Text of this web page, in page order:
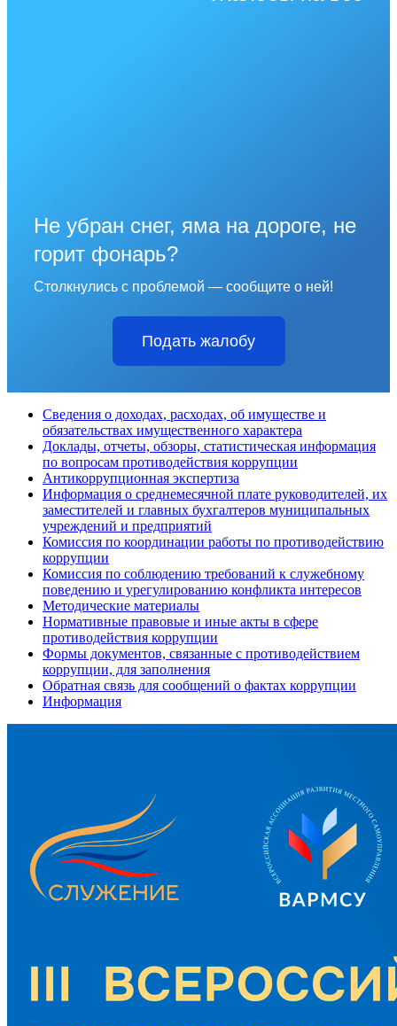
Не убран снег, яма на дороге, не
горит фонарь?
Столкнулись с проблемой — сообщите о ней!
Подать жалобу
Сведения о доходах, расходах, об имуществе и
обязательствах имущественного характера
Доклады, отчеты, обзоры, статистическая информация
по вопросам противодействия коррупции
Антикоррупционная экспертиза
Информация о среднемесячной плате руководителей, их
заместителей и главных бухгалтеров муниципальных
учреждений и предприятий
Комиссия по координации работы по противодействию
коррупции
Комиссия по соблюдению требований к служебному
поведению и урегулированию конфликта интересов
Методические материалы
Нормативные правовые и иные акты в сфере
противодействия коррупции
Формы документов, связанные с противодействием
коррупции, для заполнения
Обратная связь для сообщений о фактах коррупции
Информация